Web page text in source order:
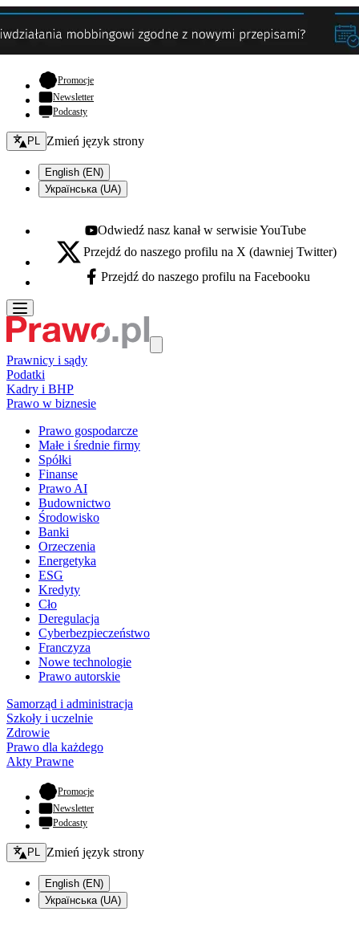
Promocje- otwiera się w nowej karcie
Newsletter
Podcasty
Zmień język - bieżący:
PL Zmień język strony
English (EN)
Українська (UA)
Youtube - otwiera się w nowej karcie
Odwiedź nasz kanał w serwisie YouTube
X - otwiera się w nowej karcie
Przejdź do naszego profilu na X (dawniej Twitter)
Facebook - otwiera się w nowej karcie
Przejdź do naszego profilu na Facebooku
Prawnicy i sądy
Podatki
Kadry i BHP
Prawo w biznesie
Prawo gospodarcze
Małe i średnie firmy
Spółki
Finanse
Prawo AI
Budownictwo
Środowisko
Banki
Orzeczenia
Energetyka
ESG
Kredyty
Cło
Deregulacja
Cyberbezpieczeństwo
Franczyza
Nowe technologie
Prawo autorskie
Samorząd i administracja
Szkoły i uczelnie
Zdrowie
Prawo dla każdego
Akty Prawne
Promocje- otwiera się w nowej karcie
Newsletter
Podcasty
Zmień język - bieżący:
PL Zmień język strony
English (EN)
Українська (UA)